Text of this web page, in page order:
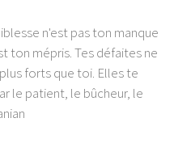
n'est pas ton manque
ton mépris. Tes défaites ne
forts que toi. Elles te
le patient, le bûcheur, le